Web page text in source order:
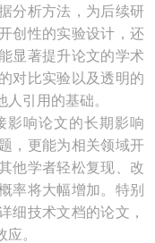
分析方法，为后续研
创性的实验设计，还
显著提升论文的学术
对比实验以及透明的
引用的基础。
影响论文的长期影响
，更能为相关领域开
他学者轻松复现、改
率将大幅增加。特别
细技术文档的论文，
。